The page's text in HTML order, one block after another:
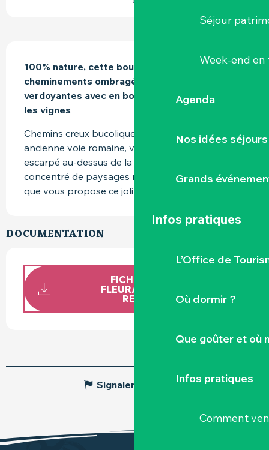
Séjour
Week-end
Agenda
Nos idées séjours
Grands
Infos pratiques
L’Office de
Où dormir ?
Que goûter et où
Infos pratiques
Comment
100% nature, cette boucle vous offre
cheminements ombragés au cœur des prairies
verdoyantes avec en bonus un panorama dans
les vignes
Chemins creux bucoliques, prairies verdoyantes,
ancienne voie romaine, vignoble et coteau
escarpé au-dessus de la Sanguèze, c’est ce
concentré de paysages naturels et diversifiés
que vous propose ce joli sentier pédestre.
DOCUMENTATION
FICHE CIRCUIT LA
FLEURANCELLERIE LA
REGRIPPIÈRE
Signaler une erreur